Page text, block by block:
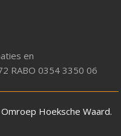
en
RABO 0354 3350 06
Hoeksche Waard.